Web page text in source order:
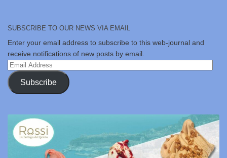
SUBSCRIBE TO OUR NEWS VIA EMAIL
Enter your email address to subscribe to this web-journal and
receive notifications of new posts by email.
Email
Address
Subscribe